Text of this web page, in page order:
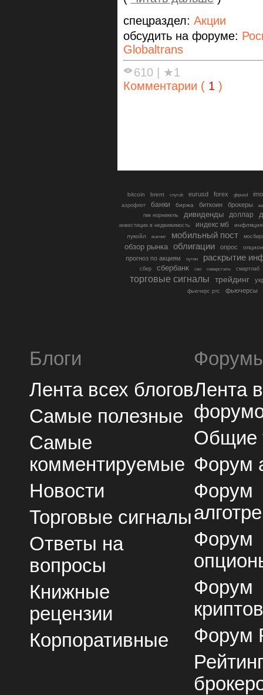
спецраздел: Акции
обсудить на форуме:
Globaltrans
610
★1
Комментарии ( 1 )
bitcoin brent cnyrub eurusd forex gbpusd
аэрофлот банки биржа биткоин брокеры
гмк норникель
дивиденды доллар
инвестиции в недвижимость индекс мб
инфляция
лукойл
магнит мобильный пост
обзор рынка облигации опрос
прогноз по акциям путин раскрытие
сбер сбербанк сво северсталь смартлаб
торговые сигналы трейдинг
фьючерс ртс фьючерсы
Блоги
Лента всех блогов
Самые полезные
Самые
комментируемые
Новости
Торговые сигналы
Ответы на
вопросы
Книжные
рецензии
Корпоративные
Лента
Общие
Форум
Форум
Форум
Форум
Форум